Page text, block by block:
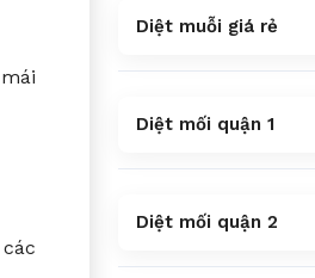
Diệt muỗi giá rẻ
Diệt mối quận 1
Diệt mối quận 2